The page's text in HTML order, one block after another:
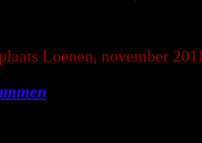
Loenen, november